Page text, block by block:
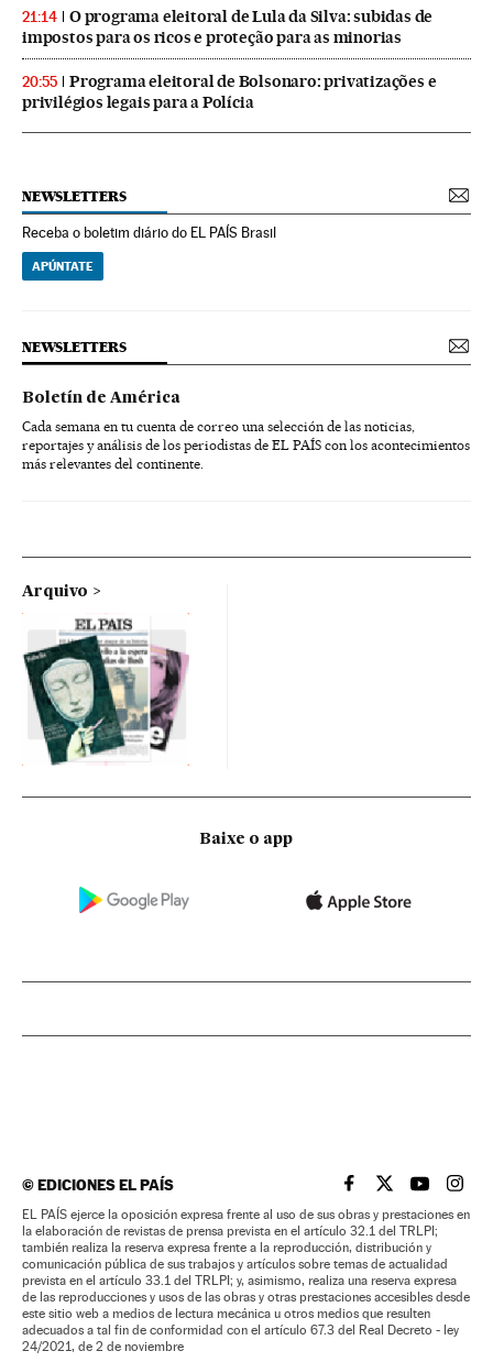
21:14
O programa eleitoral de Lula da Silva: subidas de
impostos para os ricos e proteção para as minorias
20:55
Programa eleitoral de Bolsonaro: privatizações e
privilégios legais para a Polícia
NEWSLETTERS
Receba o boletim diário do EL PAÍS Brasil
APÚNTATE
NEWSLETTERS
Boletín de América
Cada semana en tu cuenta de correo una selección de las noticias,
reportajes y análisis de los periodistas de EL PAÍS con los acontecimientos
más relevantes del continente.
Arquivo
Baixe o app
©EDICIONES EL PAÍS EL PAÍS BRASIL EN
EL PAÍSEL PAÍS
EL
EL PAÍS ejerce la oposición expresa frente al uso de sus obras y prestaciones en
la elaboración de revistas de prensa prevista en el artículo 32.1 del TRLPI;
también realiza la reserva expresa frente a la reproducción, distribución y
comunicación pública de sus trabajos y artículos sobre temas de actualidad
prevista en el artículo 33.1 del TRLPI; y, asimismo, realiza una reserva expresa
de las reproducciones y usos de las obras y otras prestaciones accesibles desde
este sitio web a medios de lectura mecánica u otros medios que resulten
adecuados a tal fin de conformidad con el artículo 67.3 del Real Decreto - ley
24/2021, de 2 de noviembre